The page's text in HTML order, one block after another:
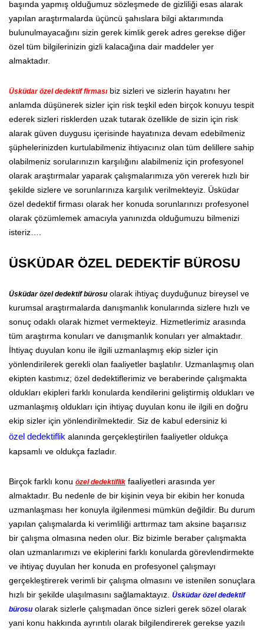
başında yapmış olduğumuz sözleşmede de gizliliği esas alarak
yapılan araştırmalarda üçüncü şahıslara bilgi aktarımında
bulunulmayacağını sizin gerek kimlik gerek adres gerekse diğer
özel tüm bilgilerinizin gizli kalacağına dair maddeler yer
almaktadır.
Üsküdar özel dedektif firması biz sizleri ve sizlerin hayatını her
anlamda düşünerek sizler için risk teşkil eden birçok konuyu tespit
ederek sizleri risklerden uzak tutarak özellikle de sizin için risk
alarak güven duygusu içerisinde hayatınıza devam edebilmeniz
şüphelerinizden kurtulabilmeniz ihtiyacınız olan tüm delillere sahip
olabilmeniz sorularınızın karşılığını alabilmeniz için profesyonel
olarak araştırmalar yaparak çalışmalarımıza yön vererek hızlı bir
şekilde sizlere ve sorunlarınıza karşılık verilmekteyiz. Üsküdar
özel dedektif firması olarak her konuda sorunlarınızı profesyonel
olarak çözümlemek amacıyla yanınızda olduğumuzu bilmenizi
isteriz….
ÜSKÜDAR ÖZEL DEDEKTİF BÜROSU
Üsküdar özel dedektif bürosu olarak ihtiyaç duyduğunuz bireysel ve
kurumsal araştırmalarda danışmanlık konularında sizlere hızlı ve
sonuç odaklı olarak hizmet vermekteyiz. Hizmetlerimiz arasında
tüm araştırma konuları ve danışmanlık konuları yer almaktadır.
İhtiyaç duyulan konu ile ilgili uzmanlaşmış ekip sizler için
yönlendirilerek gerekli olan faaliyetler başlatılır. Uzmanlaşmış olan
ekipten kastımız; özel dedektiflerimiz ve beraberinde çalışmakta
oldukları ekipleri farklı konularda kendilerini geliştirmiş oldukları ve
uzmanlaşmış oldukları için ihtiyaç duyulan konu ile ilgili en doğru
ekip sizler için yönlendirilmektedir. Siz de kabul edersiniz ki
özel dedektiflik alanında gerçekleştirilen faaliyetler oldukça
kapsamlı ve oldukça fazladır.
Birçok farklı konu özel dedektiflik faaliyetleri arasında yer
almaktadır. Bu nedenle de bir kişinin veya bir ekibin her konuda
uzmanlaşması her konuyla ilgilenmesi mümkün değildir. Bu durum
yapılan çalışmalarda ki verimliliği arttırmaz tam aksine başarısız
bir çalışma olmasına neden olur. Biz bizimle beraber çalışmakta
olan uzmanlarımızı ve ekiplerini farklı konularda görevlendirmekte
ve ihtiyaç duyulan her konuda en profesyonel çalışmayı
gerçekleştirerek verimli bir çalışma olmasını ve istenilen sonuçlara
hızlı bir şekilde ulaşılmasını sağlamaktayız. Üsküdar özel dedektif
bürosu olarak sizlerle çalışmadan önce sizleri gerek sözel olarak
yani konu hakkında ayrıntılı olarak bilgilendirerek gerekse yazılı